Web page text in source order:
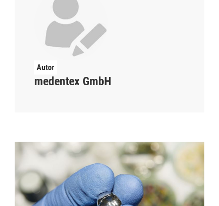
medentex GmbH